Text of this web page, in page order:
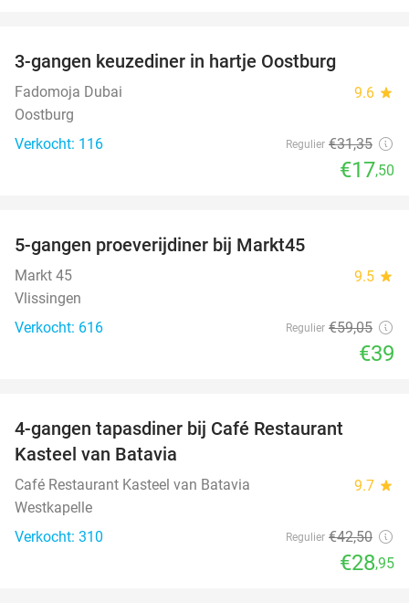
3-gangen keuzediner in hartje Oostburg
Fadomoja Dubai 9.6 star
Oostburg
Verkocht: 116
Regulier €31,35
€17,50
5-gangen proeverijdiner bij Markt45
Markt 45 9.5 star
Vlissingen
Verkocht: 616
Regulier €59,05
€39
4-gangen tapasdiner bij Café Restaurant
Kasteel van Batavia
Café Restaurant Kasteel van Batavia 9.7 star
Westkapelle
Verkocht: 310
Regulier €42,50
€28,95